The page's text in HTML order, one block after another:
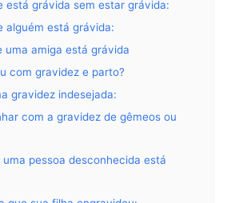
está grávida sem estar grávida:
alguém está grávida:
uma amiga está grávida
com gravidez e parto?
gravidez indesejada:
com a gravidez de gêmeos ou
uma pessoa desconhecida está